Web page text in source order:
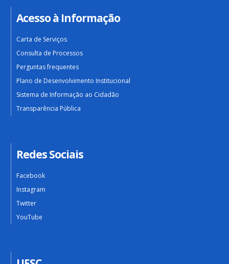
Acesso à Informação
Carta de Serviços
Consulta de Processos
Perguntas frequentes
Plano de Desenvolvimento Institucional
Sistema de Informação ao Cidadão
Transparência Pública
Redes Sociais
Facebook
Instagram
Twitter
YouTube